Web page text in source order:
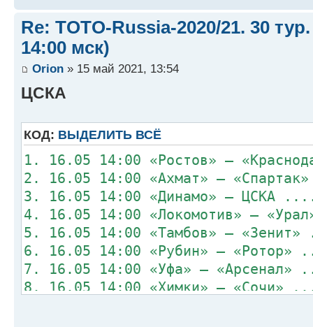
Re: TOTO-Russia-2020/21. 30
14:00 мск)
Orion » 15 май 2021, 13:54
ЦСКА
КОД: ВЫДЕЛИТЬ ВСЁ
1. 16.05 14:00 «Ростов» –
2. 16.05 14:00 «Ахмат» –
3. 16.05 14:00 «Динамо» –
4. 16.05 14:00 «Локомотив» –
5. 16.05 14:00 «Тамбов» –
6. 16.05 14:00 «Рубин» –
7. 16.05 14:00 «Уфа» –
8. 16.05 14:00 «Химки» –